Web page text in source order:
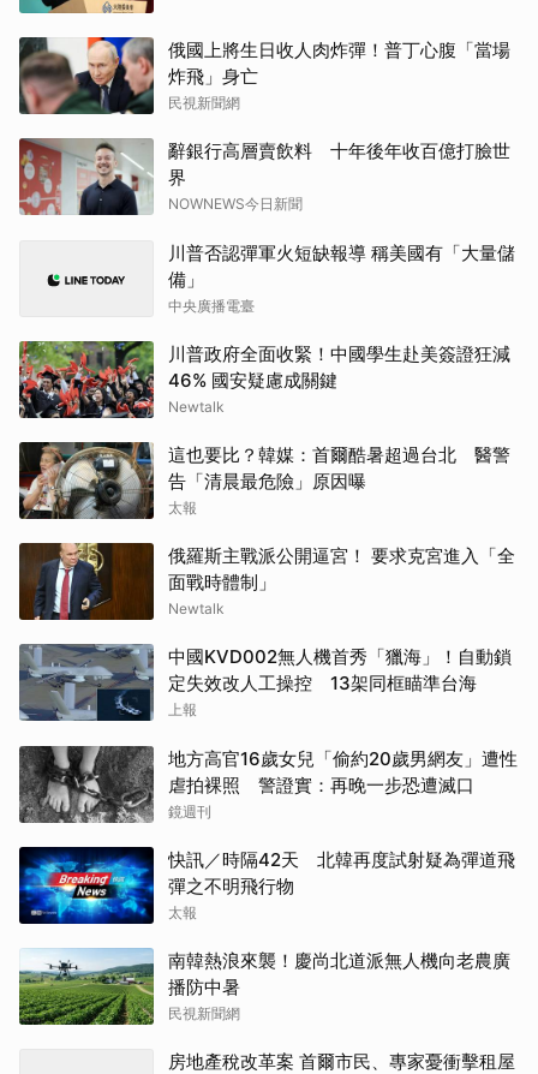
俄國上將生日收人肉炸彈！普丁心腹「當場
炸飛」身亡
民視新聞網
辭銀行高層賣飲料 十年後年收百億打臉世
界
NOWNEWS今日新聞
川普否認彈軍火短缺報導 稱美國有「大量儲
備」
中央廣播電臺
川普政府全面收緊！中國學生赴美簽證狂減
46% 國安疑慮成關鍵
Newtalk
這也要比？韓媒：首爾酷暑超過台北 醫警
告「清晨最危險」原因曝
太報
俄羅斯主戰派公開逼宮！ 要求克宮進入「全
面戰時體制」
Newtalk
中國KVD002無人機首秀「獵海」！自動鎖
定失效改人工操控 13架同框瞄準台海
上報
地方高官16歲女兒「偷約20歲男網友」遭性
虐拍裸照 警證實：再晚一步恐遭滅口
鏡週刊
快訊／時隔42天 北韓再度試射疑為彈道飛
彈之不明飛行物
太報
南韓熱浪來襲！慶尚北道派無人機向老農廣
播防中暑
民視新聞網
房地產稅改革案 首爾市民、專家憂衝擊租屋